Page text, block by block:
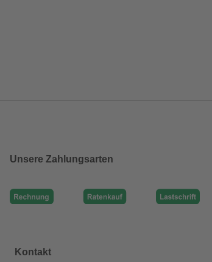
Unsere Zahlungsarten
Kontakt